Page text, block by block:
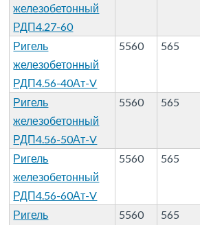
железобетонный
РДП4.27-60
Ригель
железобетонный
РДП4.56-40Ат-V
5560 565
Ригель
железобетонный
РДП4.56-50Ат-V
5560 565
Ригель
железобетонный
РДП4.56-60Ат-V
5560 565
Ригель
5560 565